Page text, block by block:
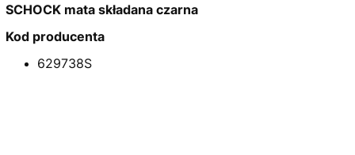
SCHOCK mata składana czarna
Kod producenta
629738S